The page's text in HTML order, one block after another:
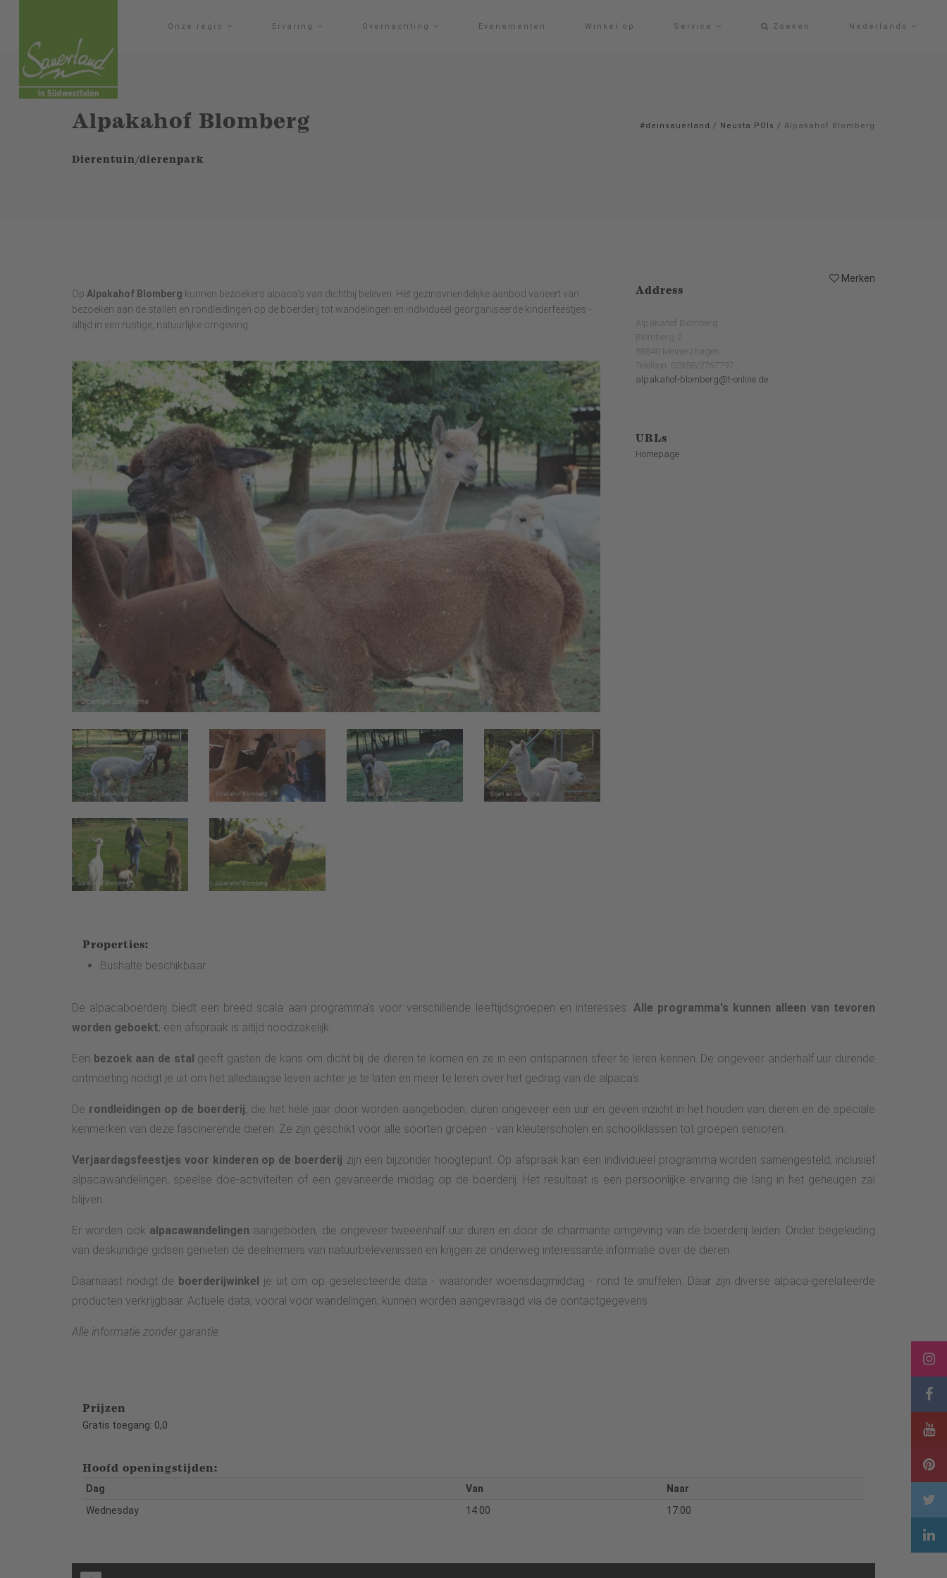
Onze regio Ervaring Overnachting Evenementen Winkel op Service Zoeken Nederlands
Alpakahof Blomberg
Dierentuin/dierenpark
#deinsauerland / Neusta POIs / Alpakahof Blomberg
Merken
Op Alpakahof Blomberg kunnen bezoekers alpaca's van dichtbij beleven. Het gezinsvriendelijke aanbod varieert van
bezoeken aan de stallen en rondleidingen op de boerderij tot wandelingen en individueel georganiseerde kinderfeestjes -
altijd in een rustige, natuurlijke omgeving.
Address
Alpakahof Blomberg
Blomberg 2
58540 Meinerzhagen
Telefoon: 02358/2767797
alpakahof-blomberg@t-online.de
URLs
Homepage
Properties:
Bushalte beschikbaar
De alpacaboerderij biedt een breed scala aan programma's voor verschillende leeftijdsgroepen en interesses. Alle programma's kunnen alleen van tevoren
worden geboekt; een afspraak is altijd noodzakelijk.
Een bezoek aan de stal geeft gasten de kans om dicht bij de dieren te komen en ze in een ontspannen sfeer te leren kennen. De ongeveer anderhalf uur durende
ontmoeting nodigt je uit om het alledaagse leven achter je te laten en meer te leren over het gedrag van de alpaca's.
De rondleidingen op de boerderij, die het hele jaar door worden aangeboden, duren ongeveer een uur en geven inzicht in het houden van dieren en de speciale
kenmerken van deze fascinerende dieren. Ze zijn geschikt voor alle soorten groepen - van kleuterscholen en schoolklassen tot groepen senioren.
Verjaardagsfeestjes voor kinderen op de boerderij zijn een bijzonder hoogtepunt. Op afspraak kan een individueel programma worden samengesteld, inclusief
alpacawandelingen, speelse doe-activiteiten of een gevarieerde middag op de boerderij. Het resultaat is een persoonlijke ervaring die lang in het geheugen zal
blijven.
Er worden ook alpacawandelingen aangeboden, die ongeveer tweeënhalf uur duren en door de charmante omgeving van de boerderij leiden. Onder begeleiding
van deskundige gidsen genieten de deelnemers van natuurbelevenissen en krijgen ze onderweg interessante informatie over de dieren.
Daarnaast nodigt de boerderijwinkel je uit om op geselecteerde data - waaronder woensdagmiddag - rond te snuffelen. Daar zijn diverse alpaca-gerelateerde
producten verkrijgbaar. Actuele data, vooral voor wandelingen, kunnen worden aangevraagd via de contactgegevens.
Alle informatie zonder garantie.
Prijzen
Gratis toegang: 0,0
Hoofd openingstijden:
Dag Van
Naar
Wednesday
14:00 17:00